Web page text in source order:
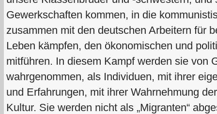
Gewerkschaften kommen, in die
zusammen mit den deutschen Arbeitern für
Leben kämpfen, den ökonomischen und
mitführen. In diesem Kampf werden sie von
wahrgenommen, als Individuen, mit ihrer
und Erfahrungen, mit ihrer Wahrnehmung
Kultur. Sie werden nicht als „Migranten“